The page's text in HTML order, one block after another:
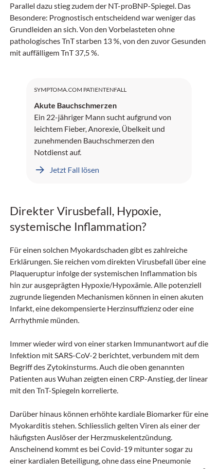
Parallel dazu stieg zudem der NT-proBNP-Spiegel. Das
Besondere: Prognostisch entscheidend war weniger das
Grundleiden an sich. Von den Vorbelasteten ohne
pathologisches TnT starben 13 %, von den zuvor Gesunden
mit auffälligem TnT 37,5 %.
SYMPTOMA.COM PATIENTENFALL
Akute Bauchschmerzen
Ein 22-jähriger Mann sucht aufgrund von
leichtem Fieber, Anorexie, Übelkeit und
zunehmenden Bauchschmerzen den
Notdienst auf.
Jetzt Fall lösen
Direkter Virusbefall, Hypoxie,
systemische Inflammation?
Für einen solchen Myokardschaden gibt es zahlreiche
Erklärungen. Sie reichen vom direkten Virusbefall über eine
Plaqueruptur infolge der systemischen Inflammation bis
hin zur ausgeprägten Hypoxie/­Hypoxämie. Alle potenziell
zugrunde liegenden Mechanismen können in einen akuten
Infarkt, eine dekompensierte Herzinsuffizienz oder eine
Arrhythmie münden.
Immer wieder wird von einer starken Immunantwort auf die
Infektion mit SARS-CoV-2 berichtet, verbundem mit dem
Begriff des Zytokinsturms. Auch die oben genannten
Patienten aus Wuhan zeigten einen CRP-Anstieg, der linear
mit den TnT-Spiegeln korrelierte.
Darüber hinaus können erhöhte kardiale Biomarker für eine
Myokarditis stehen. Schliesslich gelten Viren als einer der
häufigsten Auslöser der Herzmuskelentzündung.
Anscheinend kommt es bei Covid-19 mitunter sogar zu
einer kardialen Beteiligung, ohne dass eine Pneumonie